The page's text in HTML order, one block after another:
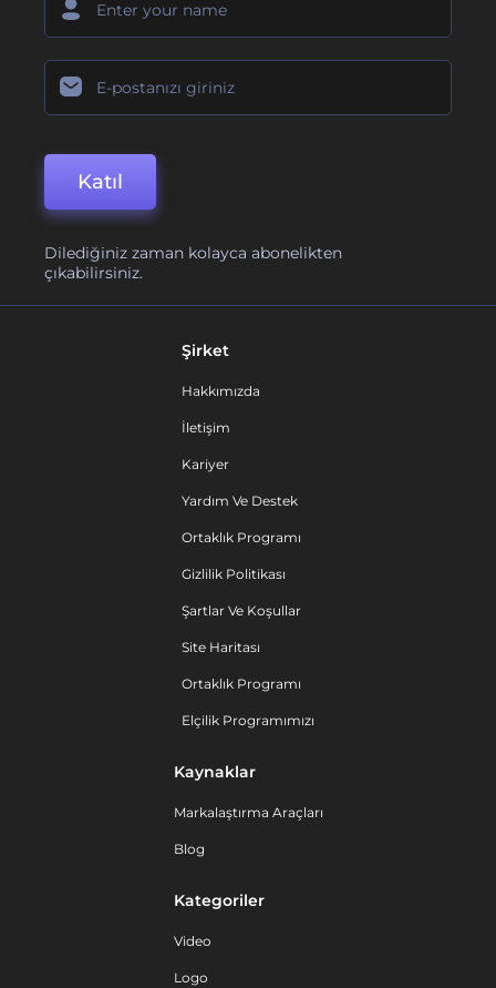
Katıl
Dilediğiniz zaman kolayca abonelikten
çıkabilirsiniz.
Şirket
Hakkımızda
İletişim
Kariyer
Yardım Ve Destek
Ortaklık Programı
Gizlilik Politikası
Şartlar Ve Koşullar
Site Haritası
Ortaklık Programı
Elçilik Programımızı
Kaynaklar
Markalaştırma Araçları
Blog
Kategoriler
Video
Logo